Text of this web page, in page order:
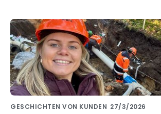
GESCHICHTEN VON KUNDEN 27/3/2026